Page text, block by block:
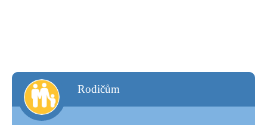
rodičům